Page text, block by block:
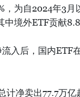
，为自2024年3
境外ETF贡献8.8
入后，国内ETF
计净卖出77.7万